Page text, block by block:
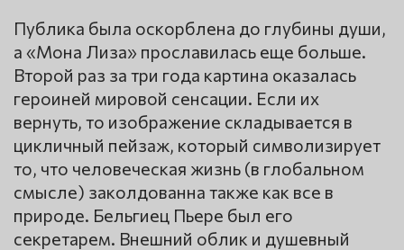
Публика была оскорблена до глубины души,
а «Мона Лиза» прославилась еще больше.
Второй раз за три года картина оказалась
героиней мировой сенсации. Если их
вернуть, то изображение складывается в
цикличный пейзаж, который символизирует
то, что человеческая жизнь (в глобальном
смысле) заколдованна также как все в
природе. Бельгиец Пьере был его
секретарем. Внешний облик и душевный